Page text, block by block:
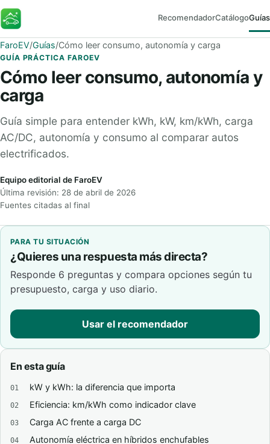
FaroEV RecomendadorCatálogoGuías
FaroEV/Guías/Cómo leer consumo, autonomía y carga
GUÍA PRÁCTICA FAROEV
Cómo leer consumo, autonomía y
carga
Guía simple para entender kWh, kW, km/kWh, carga
AC/DC, autonomía y consumo al comparar autos
electrificados.
Equipo editorial de FaroEV
Última revisión: 28 de abril de 2026
Fuentes citadas al final
PARA TU SITUACIÓN
¿Quieres una respuesta más directa?
Responde 6 preguntas y compara opciones según tu
presupuesto, carga y uso diario.
Usar el recomendador
En esta guía
kW y kWh: la diferencia que importa
Eficiencia: km/kWh como indicador clave
Carga AC frente a carga DC
Autonomía eléctrica en híbridos enchufables